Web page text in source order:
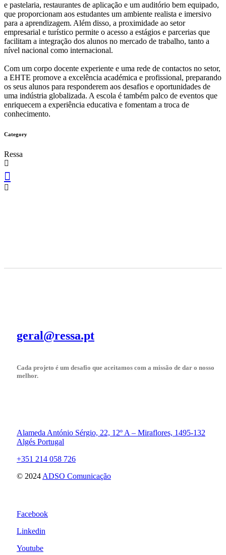
e pastelaria, restaurantes de aplicação e um auditório bem equipado,
que proporcionam aos estudantes um ambiente realista e imersivo
para a aprendizagem. Além disso, a proximidade ao setor
empresarial e turístico permite o acesso a estágios e parcerias que
facilitam a integração dos alunos no mercado de trabalho, tanto a
nível nacional como internacional.
Com um corpo docente experiente e uma rede de contactos no setor,
a EHTE promove a excelência académica e profissional, preparando
os seus alunos para responderem aos desafios e oportunidades de
uma indústria globalizada. A escola é também palco de eventos que
enriquecem a experiência educativa e fomentam a troca de
conhecimento.
Category
Ressa
geral@ressa.pt
Cada projeto é um desafio que aceitamos com a missão de dar o nosso
melhor.
Alameda António Sérgio, 22, 12º A – Miraflores, 1495-132
Algés Portugal
+351 214 058 726
© 2024 ADSO Comunicação
Facebook
Linkedin
Youtube